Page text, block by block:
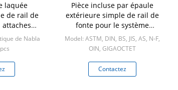
laquée
de rail de
de Nabla
Pièce incluse par épaule
extérieure simple de rail de
fonte pour le système
ferroviaire d'attache
Model: ASTM, DIN, BS, JIS, AS, N-F,
OIN, GIGAOCTET
Contactez